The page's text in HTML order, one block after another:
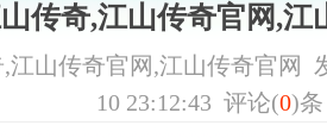
传奇,江山传奇官网,江
江山传奇官网,江山传奇官网
10 23:12:43 评论(0)